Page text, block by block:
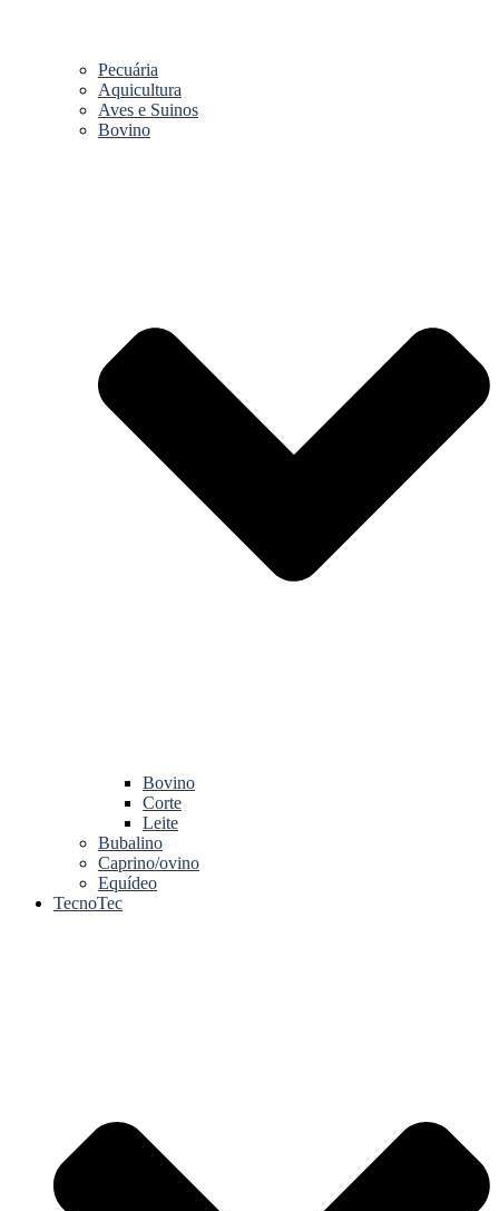
Pecuária
Aquicultura
Aves e Suinos
Bovino
Bovino
Corte
Leite
Bubalino
Caprino/ovino
Equídeo
TecnoTec